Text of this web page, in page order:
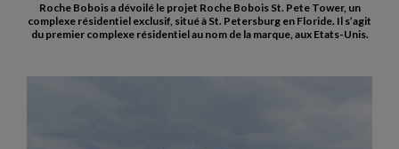
Roche Bobois a dévoilé le projet Roche Bobois St. Pete Tower, un
complexe résidentiel exclusif, situé à St. Petersburg en Floride. Il s’agit
du premier complexe résidentiel au nom de la marque, aux Etats-Unis.